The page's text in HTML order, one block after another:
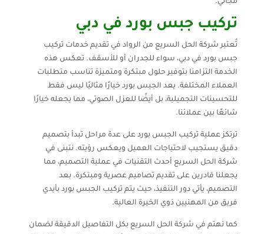
مجاني.
تركيب جبس بورد في دبي
تُعتبر شركة الحل السريع من الرواد في تقديم خدمات تركيب
جبس بورد في دبي، سواء للجدران أو للأسقف. تعكس هذه
الخدمة التزامنا بتوفير حلول مبتكرة ومتميزة تناسب متطلبات
العملاء المختلفة. يعد الجبس بورد خيارًا مثاليًا ليس فقط
للتحسينات التجميلية، بل أيضًا للعزل الصوتي، مما يجعله خيارًا
شائعًا بين عملائنا.
ترتكز عملية تركيب الجبس بورد على عدة مراحل تبدأ بتصميم
دقيق يستجيب لاحتياجات العميل ويعكس رؤيته. نتبنى في
شركة الحل السريع أحدث التقنيات في عملية التصميم، مما
يجعلنا قادرين على تقديم تصاميم عصرية ومبتكرة. بعد
التصميم، يأتي دور التنفيذ، حيث يتم تركيب الجبس بورد بأيدي
فريق من المهنيين ذوي الخبرة العالية.
كما نهتم في شركة الحل السريع بكل التفاصيل الدقيقة لضمان